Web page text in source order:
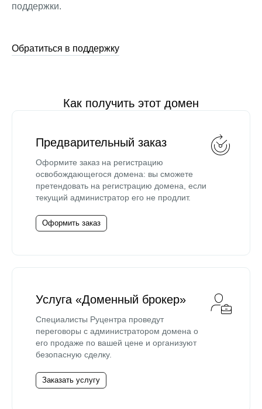
поддержки.
Обратиться в поддержку
Как получить этот домен
Предварительный заказ
Оформите заказ на регистрацию
освобождающегося домена: вы сможете
претендовать на регистрацию домена, если
текущий администратор его не продлит.
Оформить заказ
Услуга «Доменный брокер»
Специалисты Руцентра проведут
переговоры с администратором домена о
его продаже по вашей цене и организуют
безопасную сделку.
Заказать услугу